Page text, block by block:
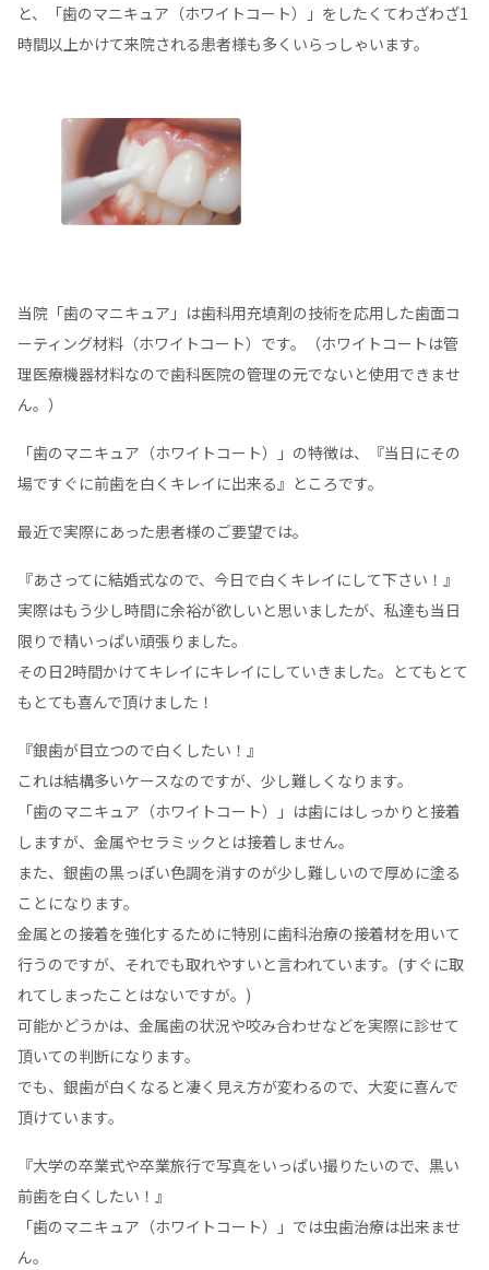
と、「歯のマニキュア（ホワイトコート）」をしたくてわざわざ1
時間以上かけて来院される患者様も多くいらっしゃいます。
当院「歯のマニキュア」は歯科用充填剤の技術を応用した歯面コ
ーティング材料（ホワイトコート）です。（ホワイトコートは管
理医療機器材料なので歯科医院の管理の元でないと使用できませ
ん。）
「歯のマニキュア（ホワイトコート）」の特徴は、『当日にその
場ですぐに前歯を白くキレイに出来る』ところです。
最近で実際にあった患者様のご要望では。
『あさってに結婚式なので、今日で白くキレイにして下さい！』
実際はもう少し時間に余裕が欲しいと思いましたが、私達も当日
限りで精いっぱい頑張りました。
その日2時間かけてキレイにキレイにしていきました。とてもとて
もとても喜んで頂けました！
『銀歯が目立つので白くしたい！』
これは結構多いケースなのですが、少し難しくなります。
「歯のマニキュア（ホワイトコート）」は歯にはしっかりと接着
しますが、金属やセラミックとは接着しません。
また、銀歯の黒っぽい色調を消すのが少し難しいので厚めに塗る
ことになります。
金属との接着を強化するために特別に歯科治療の接着材を用いて
行うのですが、それでも取れやすいと言われています。(すぐに取
れてしまったことはないですが。)
可能かどうかは、金属歯の状況や咬み合わせなどを実際に診せて
頂いての判断になります。
でも、銀歯が白くなると凄く見え方が変わるので、大変に喜んで
頂けています。
『大学の卒業式や卒業旅行で写真をいっぱい撮りたいので、黒い
前歯を白くしたい！』
「歯のマニキュア（ホワイトコート）」では虫歯治療は出来ませ
ん。